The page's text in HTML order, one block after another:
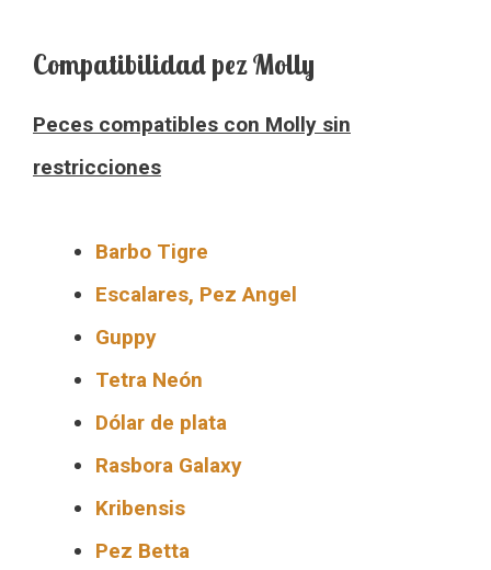
Compatibilidad pez Molly
Peces compatibles con Molly sin
restricciones
Barbo Tigre
Escalares, Pez Angel
Guppy
Tetra Neón
Dólar de plata
Rasbora Galaxy
Kribensis
Pez Betta